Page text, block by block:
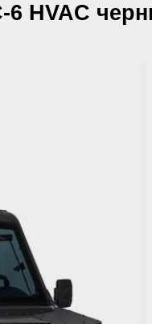
6 HVAC